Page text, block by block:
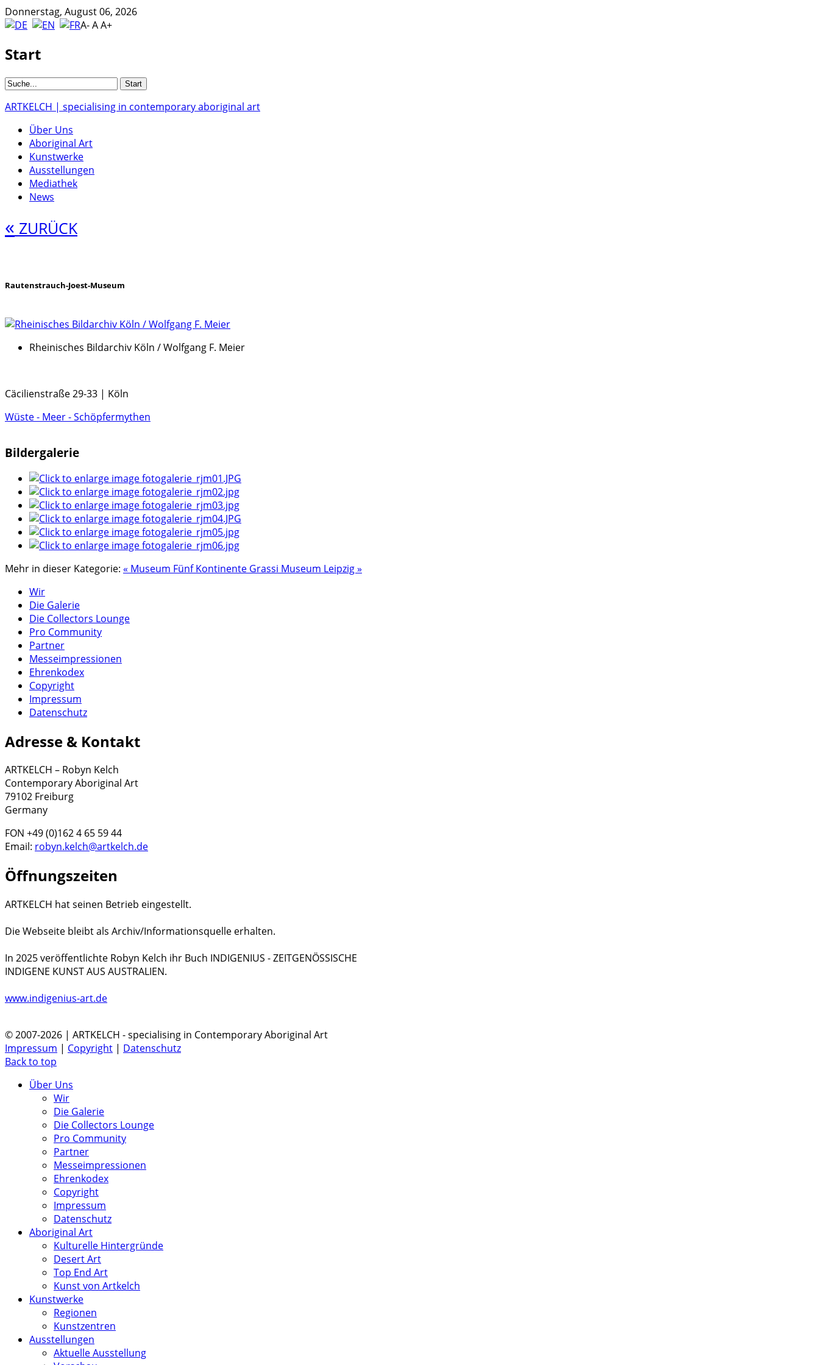
Donnerstag, August 06, 2026
A-AA+
Start
ARTKELCH | specialising in contemporary aboriginal art
Über Uns
Aboriginal Art
Kunstwerke
Ausstellungen
Mediathek
News
« ZURÜCK
Rautenstrauch-Joest-Museum
Rheinisches Bildarchiv Köln / Wolfgang F. Meier
Cäcilienstraße 29-33 | Köln
Wüste - Meer - Schöpfermythen
Bildergalerie
Mehr in dieser Kategorie: « Museum Fünf Kontinente Grassi Museum Leipzig »
Wir
Die Galerie
Die Collectors Lounge
Pro Community
Partner
Messeimpressionen
Ehrenkodex
Copyright
Impressum
Datenschutz
Adresse & Kontakt
ARTKELCH – Robyn Kelch
Contemporary Aboriginal Art
79102 Freiburg
Germany
FON +49 (0)162 4 65 59 44
Email: robyn.kelch@artkelch.de
Öffnungszeiten
ARTKELCH hat seinen Betrieb eingestellt.
Die Webseite bleibt als Archiv/Informationsquelle erhalten.
In 2025 veröffentlichte Robyn Kelch ihr Buch INDIGENIUS - ZEITGENÖSSISCHE
INDIGENE KUNST AUS AUSTRALIEN.
www.indigenius-art.de
© 2007-2026 | ARTKELCH - specialising in Contemporary Aboriginal Art
Impressum | Copyright | Datenschutz
Back to top
Über Uns
Wir
Die Galerie
Die Collectors Lounge
Pro Community
Partner
Messeimpressionen
Ehrenkodex
Copyright
Impressum
Datenschutz
Aboriginal Art
Kulturelle Hintergründe
Desert Art
Top End Art
Kunst von Artkelch
Kunstwerke
Regionen
Kunstzentren
Ausstellungen
Aktuelle Ausstellung